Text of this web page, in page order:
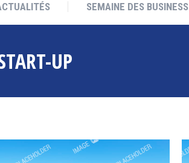
SEMAINE DES
UP